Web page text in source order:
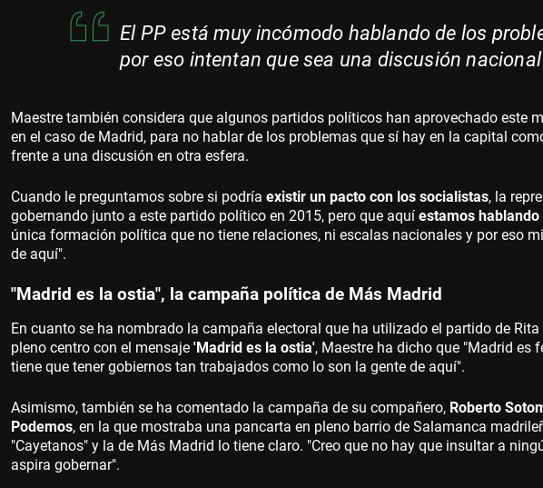
El PP está muy incómodo hablando de los
por eso intentan que sea una discusión nacional
Maestre también considera que algunos partidos políticos han aprovechado este
en el caso de Madrid, para no hablar de los problemas que sí hay en la capital
frente a una discusión en otra esfera.
Cuando le preguntamos sobre si podría existir un pacto con los socialistas, la
gobernando junto a este partido político en 2015, pero que aquí estamos
única formación política que no tiene relaciones, ni escalas nacionales y por eso
de aquí".
"Madrid es la ostia", la campaña política de Más Madrid
En cuanto se ha nombrado la campaña electoral que ha utilizado el partido de
pleno centro con el mensaje 'Madrid es la ostia', Maestre ha dicho que "Madrid es
tiene que tener gobiernos tan trabajados como lo son la gente de aquí".
Asimismo, también se ha comentado la campaña de su compañero, Roberto
Podemos, en la que mostraba una pancarta en pleno barrio de Salamanca
"Cayetanos" y la de Más Madrid lo tiene claro. "Creo que no hay que insultar a
aspira gobernar".